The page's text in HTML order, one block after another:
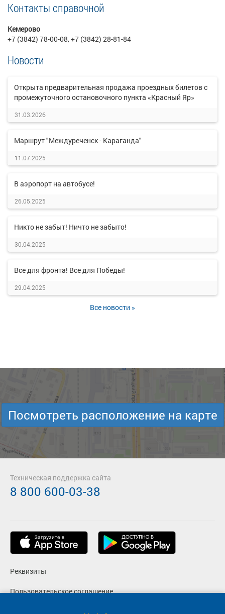
Контакты справочной
Кемерово
+7 (3842) 78-00-08, +7 (3842) 28-81-84
Новости
Открыта предварительная продажа проездных билетов с
промежуточного остановочного пункта «Красный Яр»
31.03.2026
Маршрут "Междуреченск - Караганда"
11.07.2025
В аэропорт на автобусе!
26.05.2025
Никто не забыт! Ничто не забыто!
30.04.2025
Все для фронта! Все для Победы!
29.04.2025
Все новости »
Посмотреть расположение на карте
Реквизиты
Пользовательское соглашение
Политика конфиденциальности
Техническая поддержка сайта
8 800 600-03-38